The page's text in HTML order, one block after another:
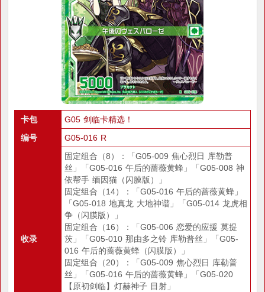
卡包
G05 剑临卡精选！
编号
G05-016 R
收录
固定组合（8）：「G05-009 焦心烈日 库勒普
丝」「G05-016 午后的蔷薇黄蜂」「G05-008 神
依帮手 缅因猫（闪膜版）」
固定组合（14）：「G05-016 午后的蔷薇黄蜂」
「G05-018 地真龙 大地神谱」「G05-014 龙虎相
争（闪膜版）」
固定组合（16）：「G05-006 恋爱的应援 莫提
茨」「G05-010 那由多之铃 库勒普丝」「G05-
016 午后的蔷薇黄蜂（闪膜版）」
固定组合（20）：「G05-009 焦心烈日 库勒普
丝」「G05-016 午后的蔷薇黄蜂」「G05-020
【原初剑临】灯赫神子 目射」